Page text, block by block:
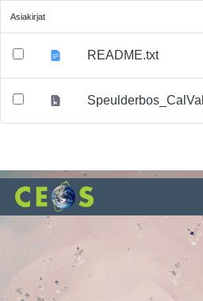
Asiakirjat
README.txt